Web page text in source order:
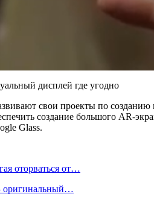
свои проекты по
создание большого AR-
Glass.
оторваться от…
оригинальный…